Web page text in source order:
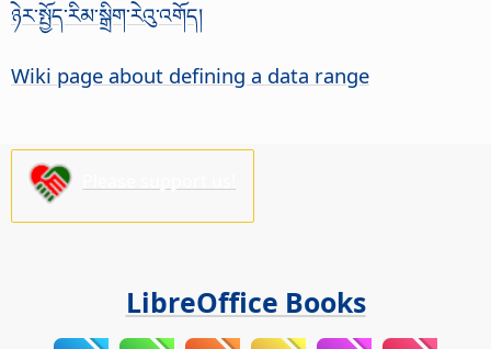
ཉེར་སྤྱོད་རིམ་སྒྲིག་རེའུ་འགོད།
Wiki page about defining a data range
LibreOffice Books